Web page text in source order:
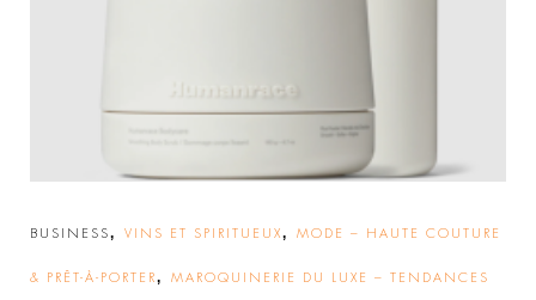
BUSINESS, VINS ET SPIRITUEUX, MODE – HAUTE COUTURE
& PRÊT-À-PORTER, MAROQUINERIE DU LUXE – TENDANCES